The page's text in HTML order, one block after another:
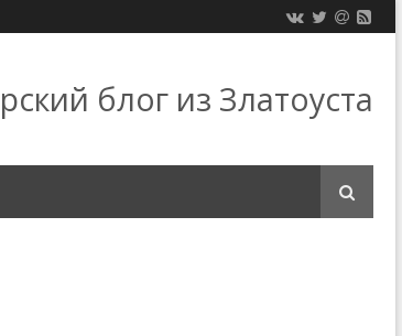
блог из Златоуста